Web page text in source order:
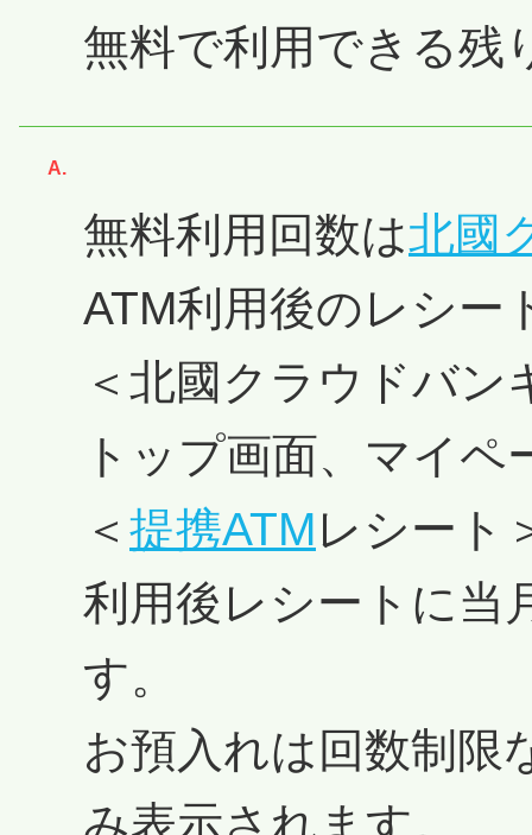
無料で利用できる残
無料利用回数は北國
ATM利用後のレシー
＜北國クラウドバン
トップ画面、マイ
＜ 提携ATMレシート
利用後レシートに当
す。
お預入れは回数制限
み表示されます。